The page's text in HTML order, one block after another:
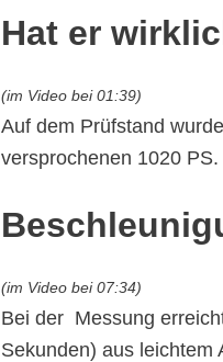
Hat er
(im Video bei 01:39)
Auf dem Prüfstand
versprochenen 1020 PS.
(im Video bei 07:34)
Bei der Messung
Sekunden) aus leichtem